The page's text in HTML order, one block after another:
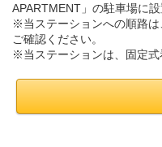
APARTMENT」の駐車場に設
※当ステーションへの順路
ご確認ください。
※当ステーションは、固定式